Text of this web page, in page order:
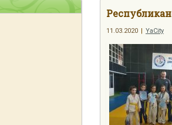
11.03.2020 YaCity